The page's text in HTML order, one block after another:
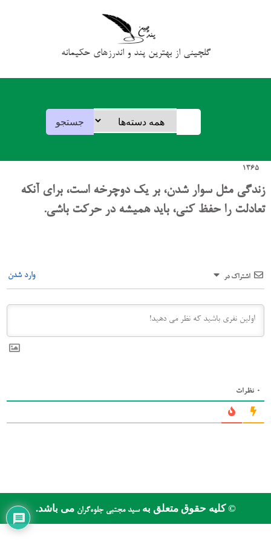
گلچینی از بهترین پند و اندرزهای حکیمانه
1365
زندگی مثل سوار شدن، بر یک دوچرخه است، برای آنکه
تعادلت را حفظ کنی، باید همیشه در حرکت باشی.
اشتراک در وارد شدن
0 نظرات
© کلیه حقوق متعلق بهسید مجتبی جلوه‌گرانمی باشد.